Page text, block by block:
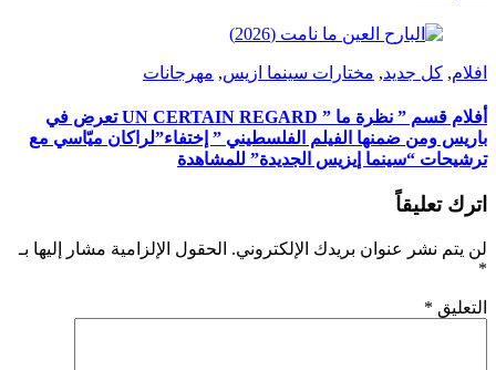
افلام, كل جديد, مختارات سينما ازيس, مهرجانات
أفلام قسم ” نظرة ما ” UN CERTAIN REGARD تعرض في
باريس ومن ضمنها الفيلم الفلسطيني ” إختفاء”لراكان ميّاسي مع
ترشيحات “سينما إيزيس الجديدة” للمشاهدة
اترك تعليقاً
لن يتم نشر عنوان بريدك الإلكتروني. الحقول الإلزامية مشار إليها بـ
*
التعليق *